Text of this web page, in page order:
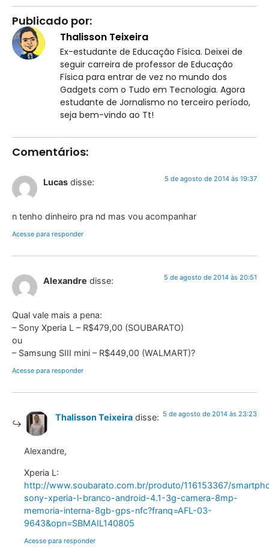
Publicado por:
Thalisson Teixeira
Ex-estudante de Educação Física. Deixei de
seguir carreira de professor de Educação
Física para entrar de vez no mundo dos
Gadgets com o Tudo em Tecnologia. Agora
estudante de Jornalismo no terceiro período,
seja bem-vindo ao Tt!
Comentários:
Lucas disse: 5 de agosto de 2014 às 19:37
n tenho dinheiro pra nd mas vou acompanhar
Acesse para responder
Alexandre disse: 5 de agosto de 2014 às 20:51
Qual vale mais a pena:
– Sony Xperia L – R$479,00 (SOUBARATO)
ou
– Samsung SIII mini – R$449,00 (WALMART)?
Acesse para responder
Thalisson Teixeira disse: 5 de agosto de 2014 às 23:23
Alexandre,
Xperia L:
http://www.soubarato.com.br/produto/116153367/
sony-xperia-l-branco-android-4.1-3g-camera-8mp-
memoria-interna-8gb-gps-nfc?franq=AFL-03-
9643&opn=SBMAIL140805
Acesse para responder